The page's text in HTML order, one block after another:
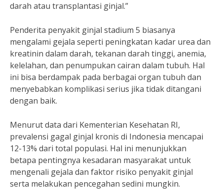
darah atau transplantasi ginjal.”
Penderita penyakit ginjal stadium 5 biasanya
mengalami gejala seperti peningkatan kadar urea dan
kreatinin dalam darah, tekanan darah tinggi, anemia,
kelelahan, dan penumpukan cairan dalam tubuh. Hal
ini bisa berdampak pada berbagai organ tubuh dan
menyebabkan komplikasi serius jika tidak ditangani
dengan baik.
Menurut data dari Kementerian Kesehatan RI,
prevalensi gagal ginjal kronis di Indonesia mencapai
12-13% dari total populasi. Hal ini menunjukkan
betapa pentingnya kesadaran masyarakat untuk
mengenali gejala dan faktor risiko penyakit ginjal
serta melakukan pencegahan sedini mungkin.